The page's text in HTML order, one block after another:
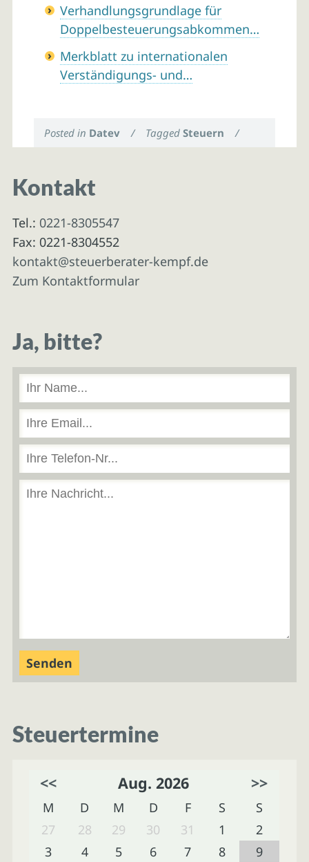
Verhandlungsgrundlage für
Doppelbesteuerungsabkommen…
Merkblatt zu internationalen
Verständigungs- und…
Posted in Datev / TaggedSteuern /
Kontakt
Tel.: 0221-8305547
Fax: 0221-8304552
kontakt@steuerberater-kempf.de
Zum Kontaktformular
Ja, bitte?
Steuertermine
<< Aug. 2026 >>
M D M D F S
S
27
28 29 30 31 1
2
3
4 5 6 7 8
9